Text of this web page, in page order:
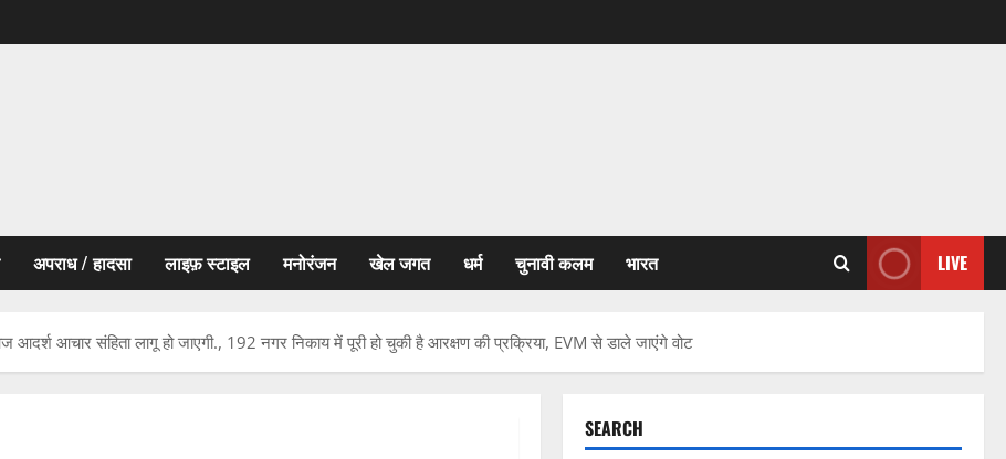
अपराध / हादसा लाइफ़ स्टाइल मनोरंजन खेल जगत धर्म चुनावी कलम भारत LIVE
आचार संहिता लागू हो जाएगी., 192 नगर निकाय में पूरी हो चुकी है आरक्षण की प्रक्रिया, EVM से डाले जाएंगे वोट
SEARCH